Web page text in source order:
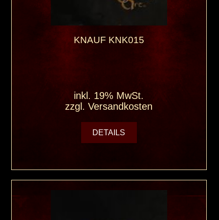
KNAUF KNK015
inkl. 19% MwSt.
zzgl.Versandkosten
DETAILS